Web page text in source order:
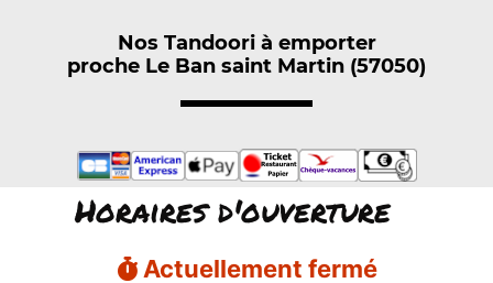
Nos Tandoori à emporter
proche Le Ban saint Martin (57050)
Horaires d'ouverture
Actuellement fermé